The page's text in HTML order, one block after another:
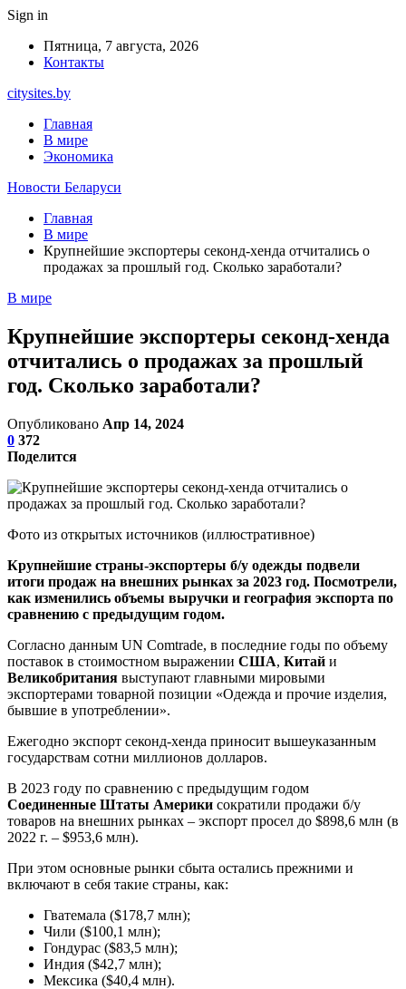
Sign in
Пятница, 7 августа, 2026
Контакты
citysites.by
Главная
В мире
Экономика
Новости Беларуси
Главная
В мире
Крупнейшие экспортеры секонд-хенда отчитались о
продажах за прошлый год. Сколько заработали?
В мире
Крупнейшие экспортеры секонд-хенда
отчитались о продажах за прошлый
год. Сколько заработали?
Опубликовано Апр 14, 2024
0 372
Поделится
Фото из открытых источников (иллюстративное)
Крупнейшие страны-экспортеры б/у одежды подвели
итоги продаж на внешних рынках за 2023 год. Посмотрели,
как изменились объемы выручки и география экспорта по
сравнению с предыдущим годом.
Согласно данным UN Comtrade, в последние годы по объему
поставок в стоимостном выражении США, Китай и
Великобритания выступают главными мировыми
экспортерами товарной позиции «Одежда и прочие изделия,
бывшие в употреблении».
Ежегодно экспорт секонд-хенда приносит вышеуказанным
государствам сотни миллионов долларов.
В 2023 году по сравнению с предыдущим годом
Соединенные Штаты Америки сократили продажи б/у
товаров на внешних рынках – экспорт просел до $898,6 млн (в
2022 г. – $953,6 млн).
При этом основные рынки сбыта остались прежними и
включают в себя такие страны, как:
Гватемала ($178,7 млн);
Чили ($100,1 млн);
Гондурас ($83,5 млн);
Индия ($42,7 млн);
Мексика ($40,4 млн).